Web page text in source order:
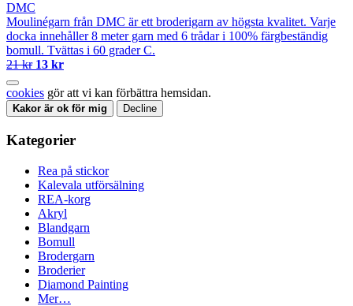
DMC
Moulinégarn från DMC är ett broderigarn av högsta kvalitet. Varje
docka innehåller 8 meter garn med 6 trådar i 100% färgbeständig
bomull. Tvättas i 60 grader C.
21 kr 13 kr
cookies gör att vi kan förbättra hemsidan.
Kakor är ok för mig Decline
Kategorier
Rea på stickor
Kalevala utförsälning
REA-korg
Akryl
Blandgarn
Bomull
Brodergarn
Broderier
Diamond Painting
Mer…